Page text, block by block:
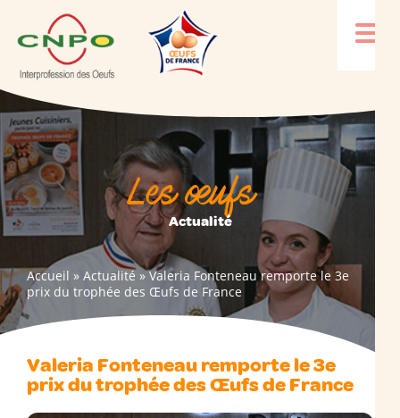
Les œufs
Actualité
Accueil » Actualité »Valeria Fonteneau remporte le 3e
prix du trophée des Œufs de France
Valeria Fonteneau remporte le 3e
prix du trophée des Œufs de France